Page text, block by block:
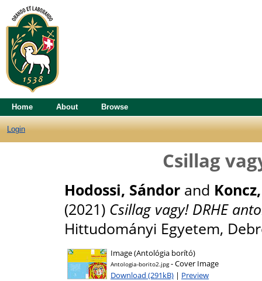
Home About Browse
Login
Csillag
Hodossi, Sándor and
(2021) Csillag vagy! DRHE
Hittudományi Egyetem,
Image (Antológia borító)
Antologia-borito2.jpg- Cover Image
Download (291kB) | Preview